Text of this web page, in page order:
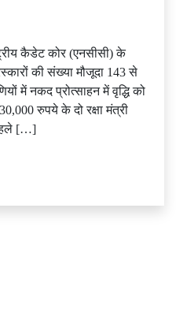
कैडेट कोर (एनसीसी) के
की संख्या मौजूदा 143 से
में नकद प्रोत्साहन में वृद्धि को
रुपये के दो रक्षा मंत्री
[…]